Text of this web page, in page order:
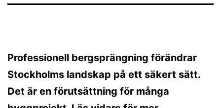
Professionell bergsprängning förändrar
Stockholms landskap på ett säkert sätt.
Det är en förutsättning för många